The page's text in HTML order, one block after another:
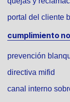
portal del cliente
cumplimiento
prevención
directiva mifid
canal interno